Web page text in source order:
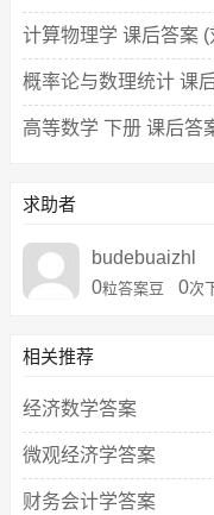
计算物理学 课后答案
概率论与数理统计 课
高等数学 下册 课后答
求助者
budebuaizhl
0粒答案豆 0次
相关推荐
经济数学答案
微观经济学答案
财务会计学答案